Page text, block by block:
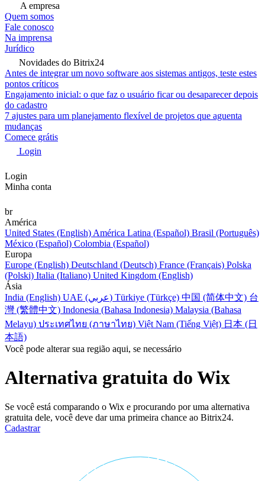
A empresa
Quem somos
Fale conosco
Na imprensa
Jurídico
Novidades do Bitrix24
Antes de integrar um novo software aos sistemas antigos, teste estes
pontos críticos
Engajamento inicial: o que faz o usuário ficar ou desaparecer depois
do cadastro
7 ajustes para um planejamento flexível de projetos que aguenta
mudanças
Comece grátis
Login
Login
Minha conta
br
América
United States (English) América Latina (Español) Brasil (Português)
México (Español) Colombia (Español)
Europa
Europe (English) Deutschland (Deutsch) France (Français) Polska
(Polski) Italia (Italiano) United Kingdom (English)
Ásia
India (English)
UAE (عربي) Türkiye (Türkçe) 中国 (简体中文) 台
灣 (繁體中文) Indonesia (Bahasa Indonesia) Malaysia (Bahasa
Melayu) ประเทศไทย (ภาษาไทย) Việt Nam (Tiếng Việt) 日本 (日
本語)
Você pode alterar sua região aqui, se necessário
Alternativa gratuita do Wix
Se você está comparando o Wix e procurando por uma alternativa
gratuita dele, você deve dar uma primeira chance ao Bitrix24.
Cadastrar